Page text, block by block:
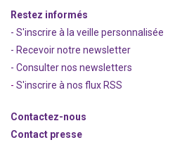
Restez informés
- S'inscrire à la veille personnalisée
- Recevoir notre newsletter
- Consulter nos newsletters
- S'inscrire à nos flux RSS
Contactez-nous
Contact presse